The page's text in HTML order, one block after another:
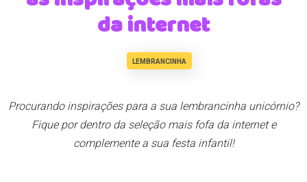
da internet
LEMBRANCINHA
Procurando inspirações para a sua lembrancinha unicórnio?
Fique por dentro da seleção mais fofa da internet e
complemente a sua festa infantil!